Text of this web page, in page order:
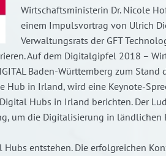
Wirtschaftsministerin Dr. Nicole
einem Impulsvortrag von Ulrich
Verwaltungsrats der GFT
Auf dem Digitalgipfel 2018 –
Baden-Württemberg zum
Hub in Irland, wird eine Keynote-
Hubs in Irland berichten. Der
um die Digitalisierung in ländlichen
entstehen. Die erfolgreichen